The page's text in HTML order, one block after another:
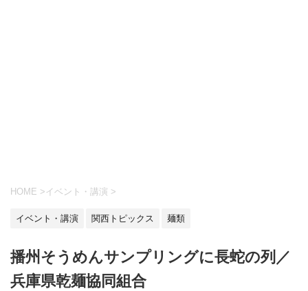
HOME > イベント・講演 >
イベント・講演 関西トピックス 麺類
播州そうめんサンプリングに長蛇の列／
兵庫県乾麺協同組合